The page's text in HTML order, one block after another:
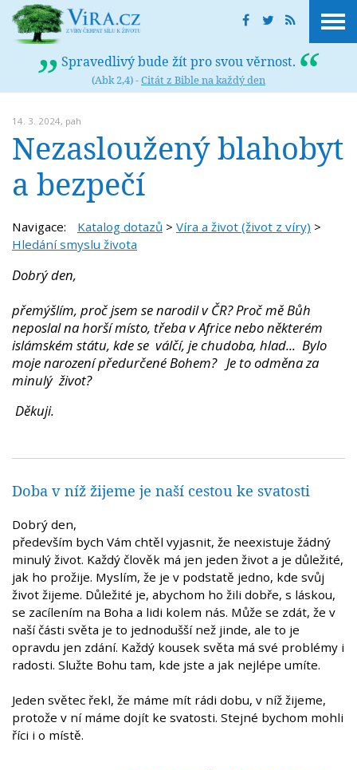
Spravedlivý bude žít pro svou věrnost.
(Abk 2,4) -Citát z Bible na každý den
14. 3. 2024, pah
Nezasloužený blahobyt
a bezpečí
Navigace: Katalog dotazů > Víra a život (život z víry) >
Hledání smyslu života
Dobrý den,
přemýšlím, proč jsem se narodil v ČR? Proč mě Bůh
neposlal na horší místo, třeba v Africe nebo některém
islámském státu, kde se válčí, je chudoba, hlad... Bylo
moje narození předurčené Bohem? Je to odměna za
minulý život?
Děkuji.
Doba v níž žijeme je naší cestou ke svatosti
Dobrý den,
především bych Vám chtěl vyjasnit, že neexistuje žádný
minulý život. Každý člověk má jen jeden život a je důležité,
jak ho prožije. Myslím, že je v podstatě jedno, kde svůj
život žijeme. Důležité je, abychom ho žili dobře, s láskou,
se zacílením na Boha a lidi kolem nás. Může se zdát, že v
naší části světa je to jednodušší než jinde, ale to je
opravdu jen zdání. Každý kousek světa má své problémy i
radosti. Služte Bohu tam, kde jste a jak nejlépe umíte.
Jeden světec řekl, že máme mít rádi dobu, v níž žijeme,
protože v ní máme dojít ke svatosti. Stejné bychom mohli
říci i o místě.